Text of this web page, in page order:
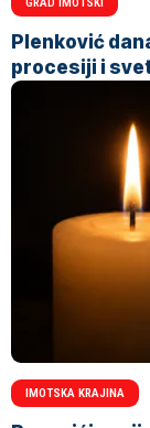
Plenković
procesiji i
IMOTSKA KRAJINA